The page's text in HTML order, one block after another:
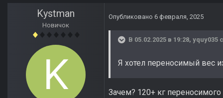
Kystman
Новичок
Опубликовано 6 февраля, 2025
В 05.02.2025 в 19:28, yquy035
Я хотел переносимый вес
Зачем? 120+ кг